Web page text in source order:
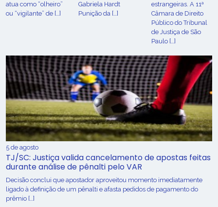
atua como “olheiro”
ou “vigilante” de […]
Gabriela Hardt
Punição da […]
estrangeiras. A 11ª
Câmara de Direito
Público do Tribunal
de Justiça de São
Paulo […]
5 de agosto
TJ/SC: Justiça valida cancelamento de apostas feitas
durante análise de pênalti pelo VAR
Decisão conclui que apostador aproveitou momento imediatamente
ligado à definição de um pênalti e afasta pedidos de pagamento do
prêmio […]